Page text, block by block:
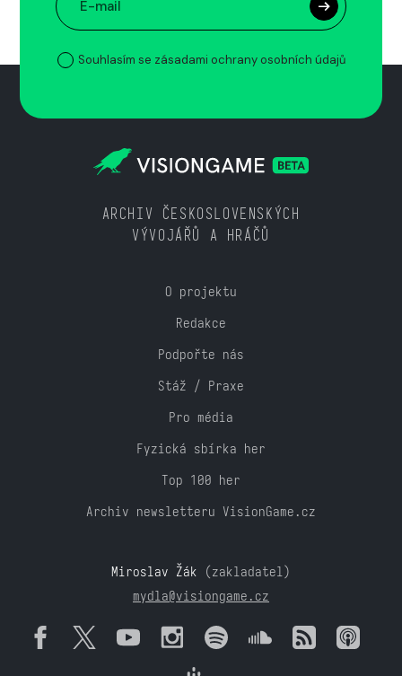
Souhlasím se zásadami ochrany osobních údajů
ARCHIV ČESKOSLOVENSKÝCH
VÝVOJÁŘŮ A HRÁČŮ
O projektu
Redakce
Podpořte nás
Stáž / Praxe
Pro média
Fyzická sbírka her
Top 100 her
Archiv newsletteru VisionGame.cz
Miroslav Žák (zakladatel)
mydla@visiongame.cz